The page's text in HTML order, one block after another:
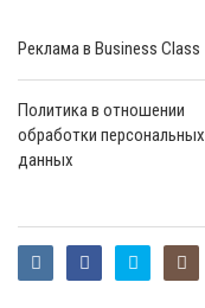
Реклама в Business Class
Политика в отношении
обработки персональных
данных